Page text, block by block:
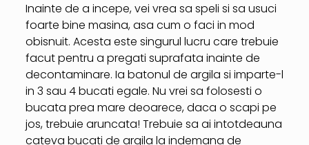
Inainte de a incepe, vei vrea sa speli si sa usuci
foarte bine masina, asa cum o faci in mod
obisnuit. Acesta este singurul lucru care trebuie
facut pentru a pregati suprafata inainte de
decontaminare. Ia batonul de argila si imparte-l
in 3 sau 4 bucati egale. Nu vrei sa folosesti o
bucata prea mare deoarece, daca o scapi pe
jos, trebuie aruncata! Trebuie sa ai intotdeauna
cateva bucati de argila la indemana de